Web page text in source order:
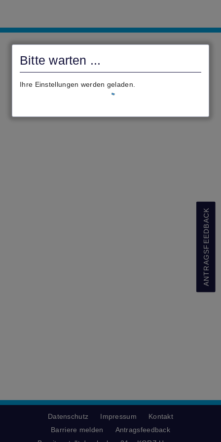
Bitte warten ...
Ihre Einstellungen werden geladen.
Philippsthal
(Werra)
ANTRAGSFEEDBACK
Datenschutz Impressum
Kontakt
Barriere melden
Antragsfeedback